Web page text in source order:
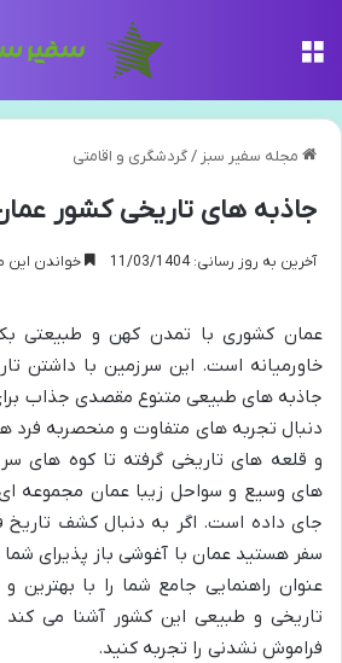
مجله سفیر سبز /گردشگری و اقامتی
جاذبه های تاریخی کشور
آخرین به روز رسانی: 11/03/1404 خواندن این مطلب 8 دقیقه
عمان کشوری با تمدن کهن و طبیعتی
خاورمیانه است. این سرزمین با داشتن
جاذبه های طبیعی متنوع مقصدی جذاب
دنبال تجربه های متفاوت و منحصربه فرد
و قلعه های تاریخی گرفته تا کوه های
های وسیع و سواحل زیبا عمان مجموعه
جای داده است. اگر به دنبال کشف
سفر هستید عمان با آغوشی باز پذیرای شما
عنوان راهنمایی جامع شما را با بهترین
تاریخی و طبیعی این کشور آشنا می کند
فراموش نشدنی را تجربه کنید.